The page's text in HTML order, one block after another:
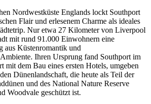
Nordwestküste Englands lockt Southport
Flair und erlesenem Charme als ideales
Nur etwa 27 Kilometer von Liverpool
mit rund 91.000 Einwohnern eine
aus Küstenromantik und
Ihren Ursprung fand Southport im
mit dem Bau eines ersten Hotels, umgeben
Dünenlandschaft, die heute als Teil der
und des National Nature Reserve
Woodvale geschützt ist.